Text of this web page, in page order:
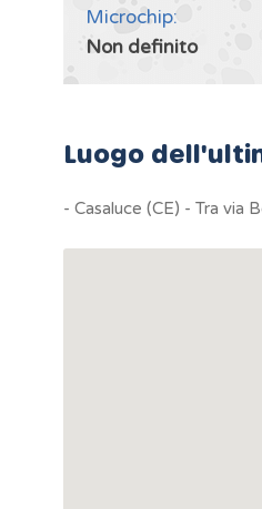
Microchip:
Non definito
Luogo
- Casaluce (CE) - Tra via